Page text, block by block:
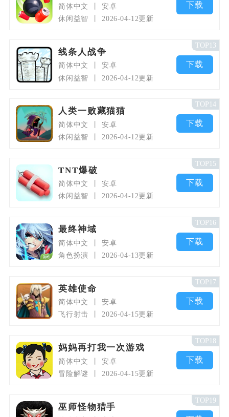
简体中文
安卓
休闲益智
2026-04-12更新
下载
线条人战争
简体中文
安卓
休闲益智
2026-04-12更新
下载
TOP13
人类一败藏猫猫
简体中文
安卓
休闲益智
2026-04-12更新
下载
TOP14
TNT爆破
简体中文
安卓
休闲益智
2026-04-12更新
下载
TOP15
最终神域
简体中文
安卓
角色扮演
2026-04-13更新
下载
TOP16
英雄使命
简体中文
安卓
飞行射击
2026-04-15更新
下载
TOP17
妈妈再打我一次游戏
简体中文
安卓
冒险解谜
2026-04-15更新
下载
TOP18
巫师怪物猎手
TOP19